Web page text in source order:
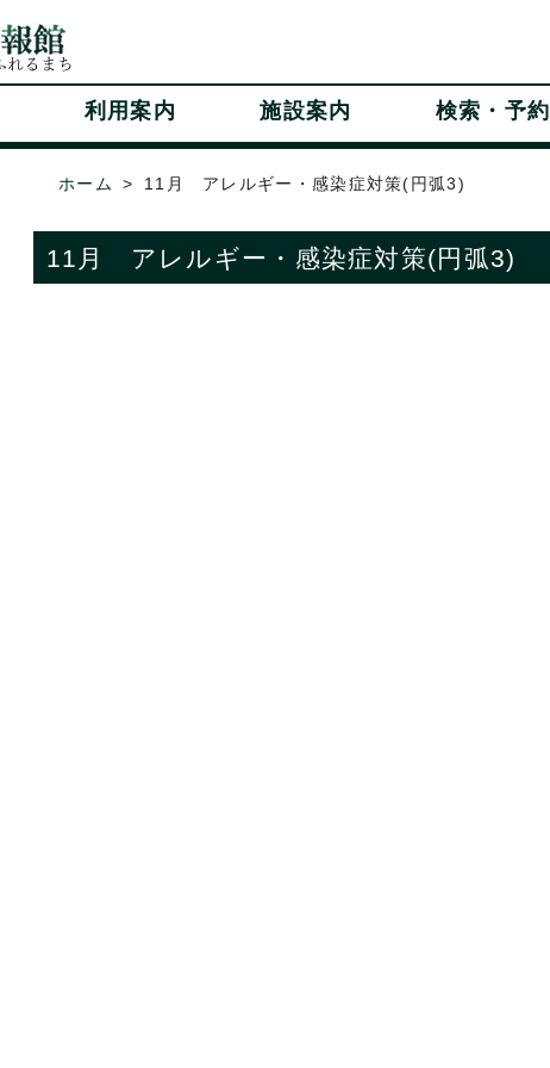
利用案内 施設案内 検索・予約
ホーム 11月 アレルギー・感染症対策(円弧3)
11月 アレルギー・感染症対策(円弧3)